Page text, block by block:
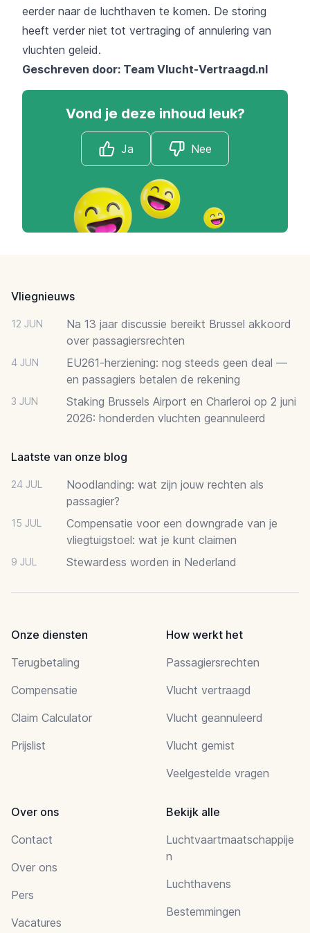
eerder naar de luchthaven te komen. De storing
heeft verder niet tot vertraging of annulering van
vluchten geleid.
Geschreven door: Team Vlucht-Vertraagd.nl
Vond je deze inhoud leuk?
Ja Nee
Vliegnieuws
12 JUN
Na 13 jaar discussie bereikt Brussel akkoord
over passagiersrechten
4 JUN
EU261-herziening: nog steeds geen deal —
en passagiers betalen de rekening
3 JUN
Staking Brussels Airport en Charleroi op 2 juni
2026: honderden vluchten geannuleerd
Laatste van onze blog
24 JUL
Noodlanding: wat zijn jouw rechten als
passagier?
15 JUL
Compensatie voor een downgrade van je
vliegtuigstoel: wat je kunt claimen
9 JUL Stewardess worden in Nederland
Onze diensten
Terugbetaling
Compensatie
Claim Calculator
Prijslist
How werkt het
Passagiersrechten
Vlucht vertraagd
Vlucht geannuleerd
Vlucht gemist
Veelgestelde vragen
Over ons
Contact
Over ons
Pers
Vacatures
Bekijk alle
Luchtvaartmaatschappije
n
Luchthavens
Bestemmingen